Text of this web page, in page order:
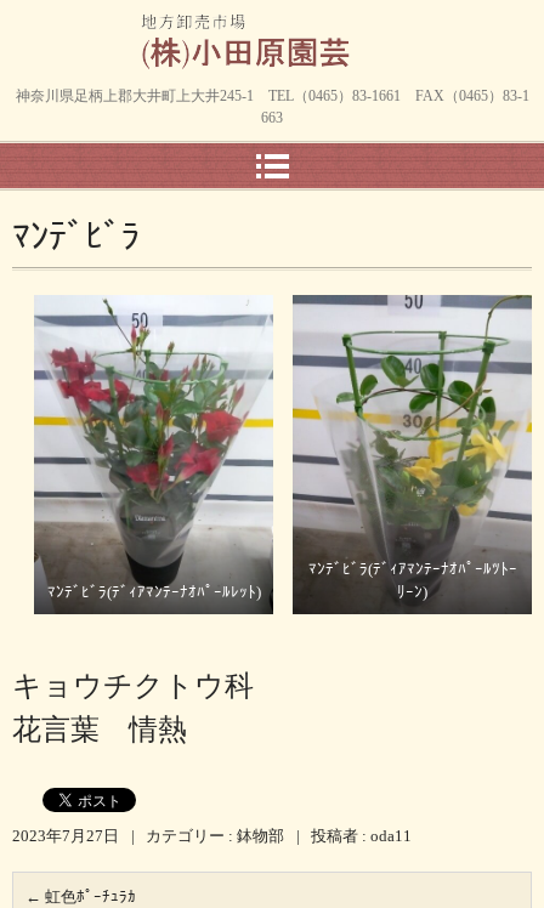
神奈川県足柄上郡大井町上大井245-1 TEL（0465）83-1661 FAX（0465）83-1
663
ﾏﾝﾃﾞﾋﾞﾗ
ﾏﾝﾃﾞﾋﾞﾗ(ﾃﾞｨｱﾏﾝﾃｰﾅｵﾊﾟｰﾙﾚｯﾄ)
ﾏﾝﾃﾞﾋﾞﾗ(ﾃﾞｨｱﾏﾝﾃｰﾅｵﾊﾟｰﾙﾂﾄｰ
ﾘｰﾝ)
キョウチクトウ科
花言葉 情熱
2023年7月27日 | カテゴリー : 鉢物部 | 投稿者 : oda11
← 虹色ﾎﾟｰﾁｭﾗｶ